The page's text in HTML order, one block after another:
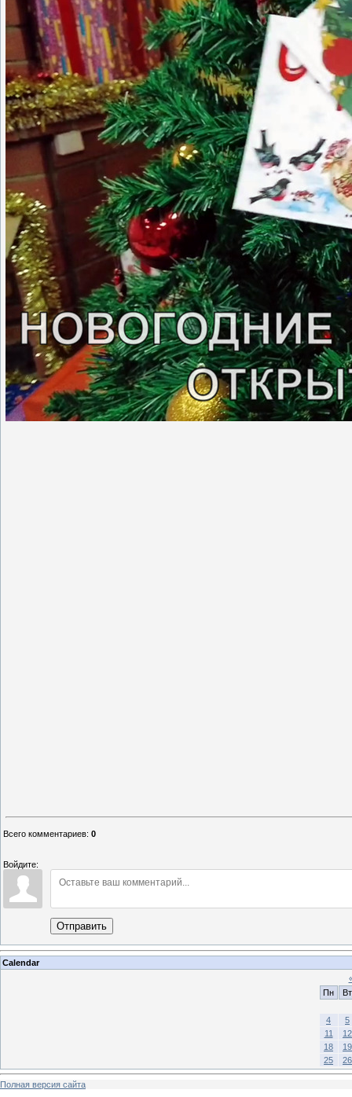
Всего комментариев: 0
Войдите:
Отправить
Calendar
Пн
Вт
4
5
11
12
18
19
25
26
Полная версия сайта